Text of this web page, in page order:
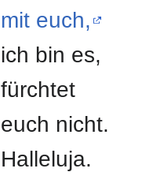
mit euch,
ich bin es,
fürchtet
euch nicht.
Halleluja.